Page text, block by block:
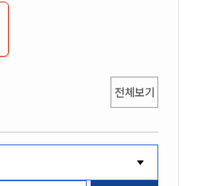
전체보기